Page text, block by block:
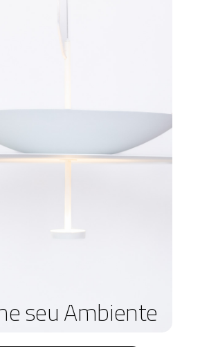
seu Ambiente